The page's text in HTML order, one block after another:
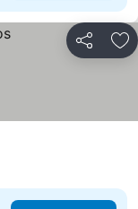
Partilhar